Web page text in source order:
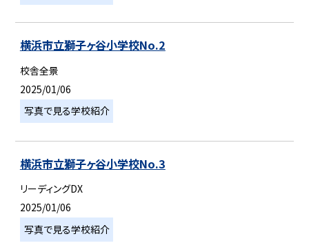
横浜市立獅子ヶ谷小学校No.2
校舎全景
2025/01/06
写真で見る学校紹介
横浜市立獅子ヶ谷小学校No.3
リーディングDX
2025/01/06
写真で見る学校紹介